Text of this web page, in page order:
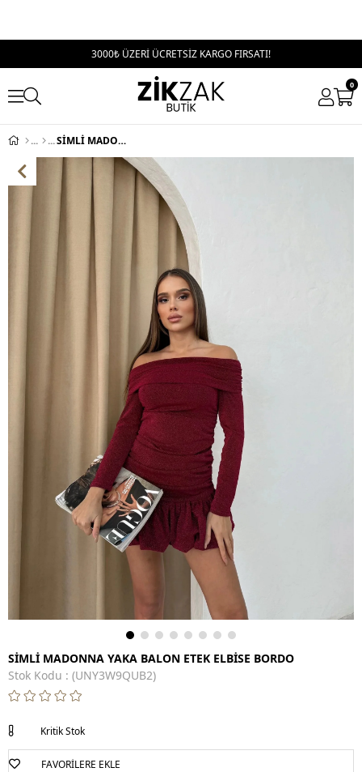
3000₺ ÜZERİ ÜCRETSİZ KARGO FIRSATI!
0
SİMLİ MADONNA YAKA BALON ETEK ELBİSE BORDO
SİMLİ MADONNA YAKA BALON ETEK ELBİSE BORDO
Stok Kodu
(UNY3W9QUB2)
Kritik Stok
FAVORILERE EKLE